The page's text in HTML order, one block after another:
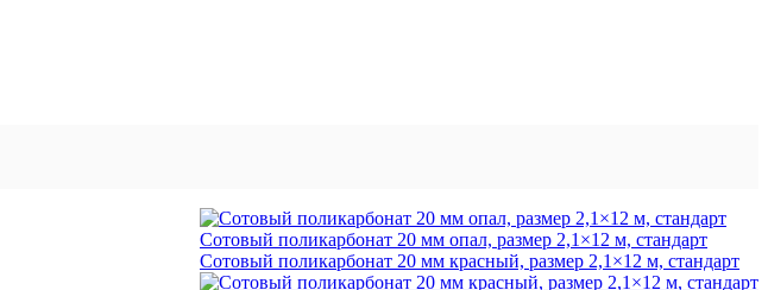
Сотовый поликарбонат 20 мм опал, размер 2,1×12 м, стандарт
Сотовый поликарбонат 20 мм красный, размер 2,1×12 м, стандарт